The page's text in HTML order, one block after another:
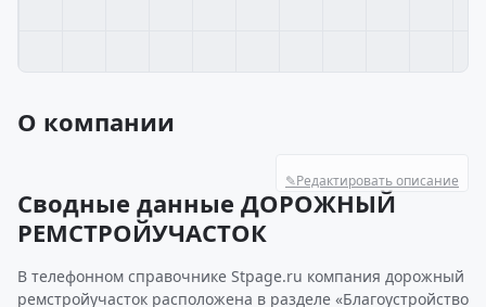
О компании
✎Редактировать описание
Сводные данные ДОРОЖНЫЙ
РЕМСТРОЙУЧАСТОК
В телефонном справочнике Stpage.ru компания дорожный
ремстройучасток расположена в разделе «Благоустройство